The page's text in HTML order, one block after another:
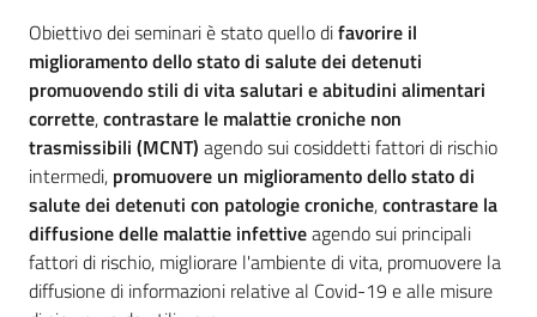
Obiettivo dei seminari è stato quello difavorire il
miglioramento dello stato di salute dei detenuti
promuovendo stili di vita salutari e abitudini alimentari
corrette,contrastare le malattie croniche non
trasmissibili (MCNT) agendo sui cosiddetti fattori di rischio
intermedi, promuovere un miglioramento dello stato di
salute dei detenuti con patologie croniche,contrastare la
diffusione delle malattie infettiveagendo sui principali
fattori di rischio, migliorare l'ambiente di vita, promuovere la
diffusione di informazioni relative al Covid-19 e alle misure